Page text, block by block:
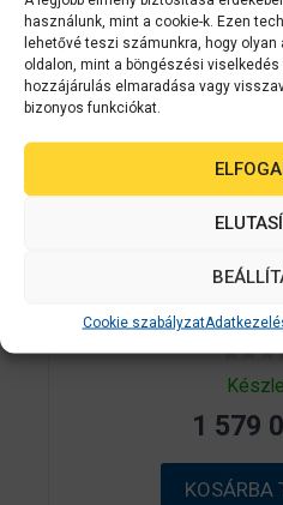
használunk, mint a cookie-k. Ezen
lehetővé teszi számunkra, hogy
oldalon, mint a böngészési
hozzájárulás elmaradása vagy
bizonyos funkciókat.
Cookie szabályzat
EPSON
0
a
5
b
ő
l
1 579
KOSÁRBA